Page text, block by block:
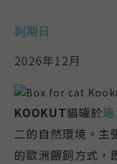
到期日
2026年12月
KOOKUT貓罐於
二的自然環境。主
的歐洲餵飼方式，